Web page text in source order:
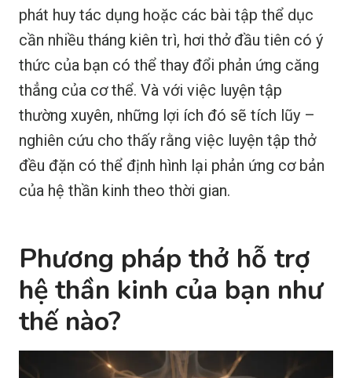
phát huy tác dụng hoặc các bài tập thể dục
cần nhiều tháng kiên trì, hơi thở đầu tiên có ý
thức của bạn có thể thay đổi phản ứng căng
thẳng của cơ thể. Và với việc luyện tập
thường xuyên, những lợi ích đó sẽ tích lũy –
nghiên cứu cho thấy rằng việc luyện tập thở
đều đặn có thể định hình lại phản ứng cơ bản
của hệ thần kinh theo thời gian.
Phương pháp thở hỗ trợ
hệ thần kinh của bạn như
thế nào?